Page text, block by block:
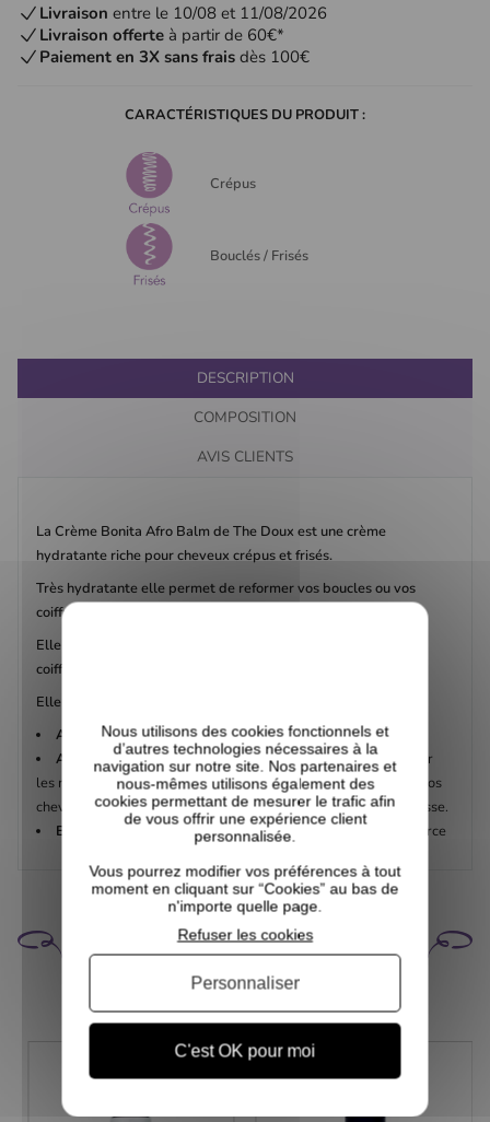
Livraison entre le 10/08 et 11/08/2026
Livraison offerte à partir de 60€*
Paiement en 3X sans frais dès 100€
CARACTÉRISTIQUES DU PRODUIT :
Crépus
Bouclés / Frisés
DESCRIPTION
COMPOSITION
AVIS CLIENTS
La Crème Bonita Afro Balm de The Doux est une crème
hydratante riche pour cheveux crépus et frisés.
Très hydratante elle permet de reformer vos boucles ou vos
coiffures au quotidien.
Elle a un maintient léger à médium qui permet de fixer votre
coiffure pour la journée sans frisottis et sans durcir.
Elle est formulée avec
Aloé vera:hydrate et intensifie la définition des boucles.
Acides aminés de soie: Ils se glissent sous les cuticules pour
les renforcer de l'intérieur, les acides aminés de soie fortifient vos
cheveux quelques soient leur porosité et les protègent de la casse.
Beurre de Karité: Beurre riche et nutritif qui répare et renforce
CELA POURRAIT VOUS
INTÉRESSER
Nous utilisons des cookies fonctionnels et
d’autres technologies nécessaires à la
navigation sur notre site. Nos partenaires et
nous-mêmes utilisons également des
cookies permettant de mesurer le trafic afin
de vous offrir une expérience client
personnalisée.
Vous pourrez modifier vos préférences à tout
moment en cliquant sur “Cookies” au bas de
n'importe quelle page.
C'est OK pour moi
Refuser les cookies
Personnaliser